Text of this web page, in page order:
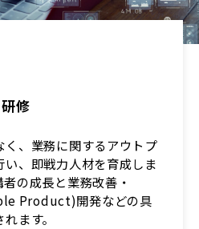
修
、業務に関するアウトプ
い、即戦力人材を育成しま
の成長と業務改善・
Product)開発などの具
ます。